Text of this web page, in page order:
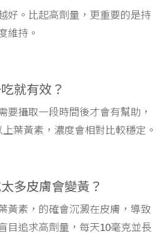
好。比起高劑量，更重要的是持
維持。
就有效？
要攝取一段時間後才會有幫助，
葉黃素，濃度會相對比較穩定。
多皮膚會變黃？
黃素，的確會沉澱在皮膚，導致
目追求高劑量，每天10毫克並長